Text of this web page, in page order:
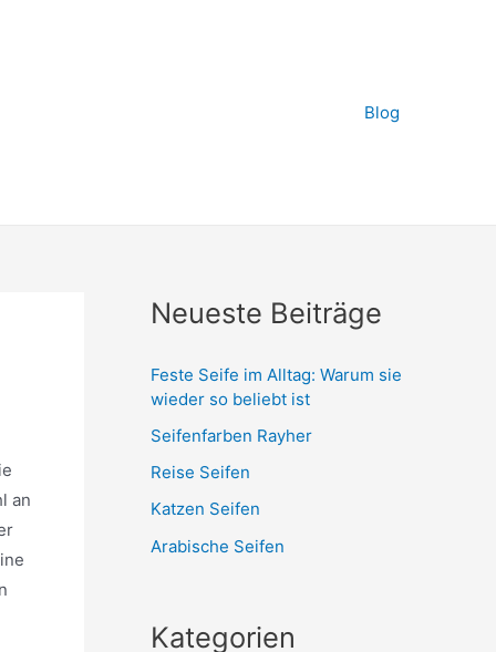
Blog
an
Neueste Beiträge
Feste Seife im Alltag: Warum sie
wieder so beliebt ist
Seifenfarben Rayher
Reise Seifen
Katzen Seifen
Arabische Seifen
Kategorien